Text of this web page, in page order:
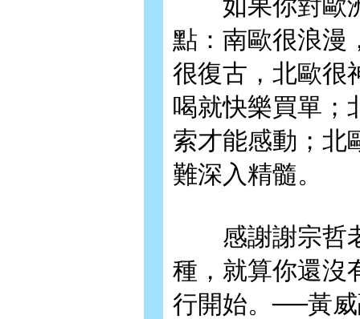
如果你對歐洲
點：南歐很浪漫
很復古，北歐很
喝就快樂買單；
索才能感動；北
難深入精髓。
感謝謝宗哲老
種，就算你還沒
行開始。──黃威